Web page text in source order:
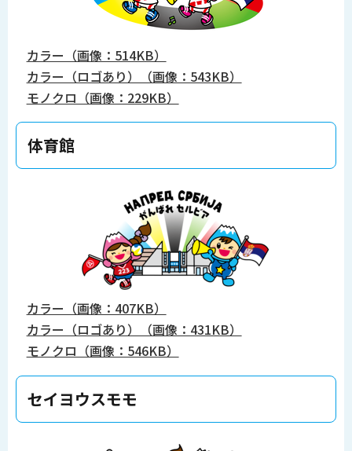
カラー（画像：514KB）
カラー（ロゴあり）（画像：543KB）
モノクロ（画像：229KB）
体育館
カラー（画像：407KB）
カラー（ロゴあり）（画像：431KB）
モノクロ（画像：546KB）
セイヨウスモモ